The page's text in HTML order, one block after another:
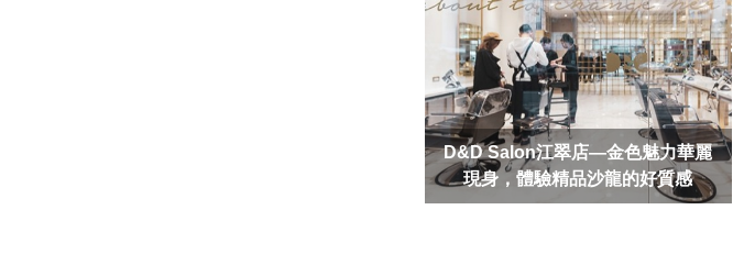
D&D Salon江翠店—金色魅力華麗
現身，體驗精品沙龍的好質感